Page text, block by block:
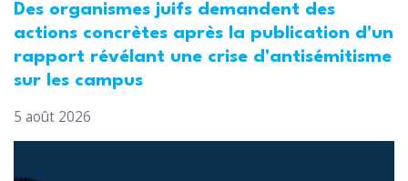
Des organismes juifs demandent des
actions concrètes après la publication d'un
rapport révélant une crise d'antisémitisme
sur les campus
5 août 2026